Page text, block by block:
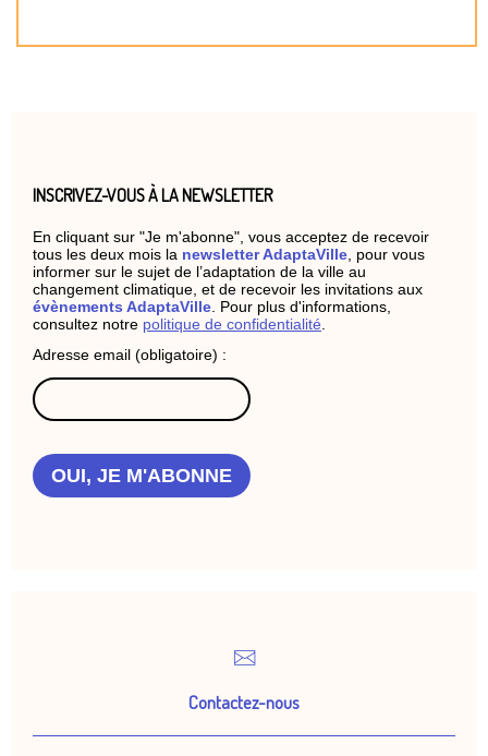
INSCRIVEZ-VOUS À LA NEWSLETTER
En cliquant sur "Je m'abonne", vous acceptez de recevoir
tous les deux mois la newsletter AdaptaVille , pour vous
informer sur le sujet de l’adaptation de la ville au
changement climatique, et de recevoir les invitations aux
évènements AdaptaVille . Pour plus d'informations,
consultez notre politique de confidentialité
Adresse email (obligatoire) :
OUI, JE M'ABONNE
Contactez-nous